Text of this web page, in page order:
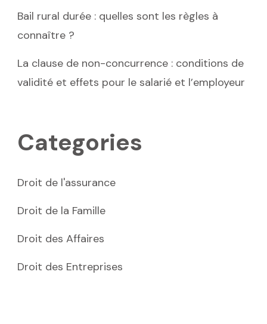
Bail rural durée : quelles sont les règles à
connaître ?
La clause de non-concurrence : conditions de
validité et effets pour le salarié et l’employeur
Categories
Droit de l'assurance
Droit de la Famille
Droit des Affaires
Droit des Entreprises